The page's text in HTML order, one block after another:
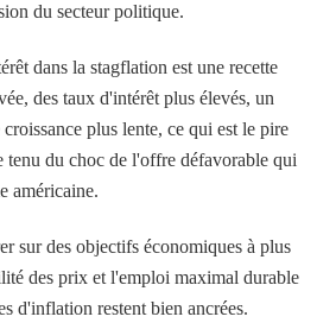
du secteur politique.
dans la stagflation est une recette
des taux d'intérêt plus élevés, un
plus lente, ce qui est le pire
tenu du choc de l'offre défavorable qui
américaine.
sur des objectifs économiques à plus
des prix et l'emploi maximal durable
d'inflation restent bien ancrées.